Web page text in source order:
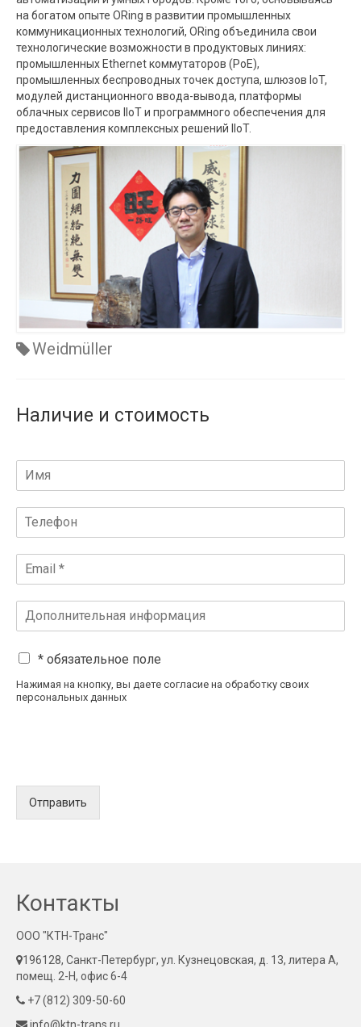
на богатом опыте ORing в развитии промышленных
коммуникационных технологий, ORing объединила свои
технологические возможности в продуктовых линиях:
промышленных Ethernet коммутаторов (PoE),
промышленных беспроводных точек доступа, шлюзов IoT,
модулей дистанционного ввода-вывода, платформы
облачных сервисов IIoT и программного обеспечения для
предоставления комплексных решений IIoT.
Weidmüller
Наличие и стоимость
* обязательное поле
Нажимая на кнопку, вы даете согласие на обработку своих
персональных данных
Отправить
Контакты
ООО "КТН-Транс"
196128, Санкт-Петербург, ул. Кузнецовская, д. 13, литера А,
помещ. 2-Н, офис 6-4
+7 (812) 309-50-60